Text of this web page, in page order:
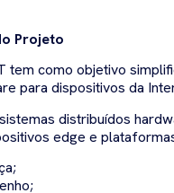
Projeto
tem como objetivo
para dispositivos da
distribuídos
edge e